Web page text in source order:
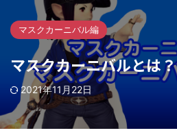
マスクカーニバル編
マスクカーニバルとは？
2021年11月22日